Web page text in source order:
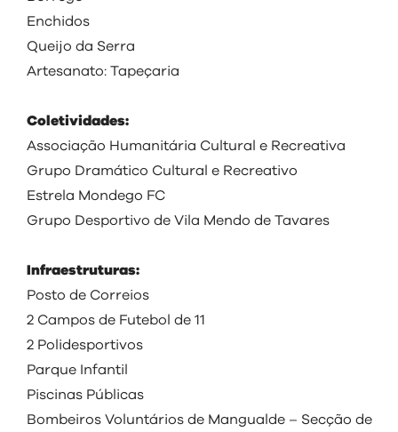
Enchidos
Queijo da Serra
Artesanato: Tapeçaria
Coletividades:
Associação Humanitária Cultural e Recreativa
Grupo Dramático Cultural e Recreativo
Estrela Mondego FC
Grupo Desportivo de Vila Mendo de Tavares
Infraestruturas:
Posto de Correios
2 Campos de Futebol de 11
2 Polidesportivos
Parque Infantil
Piscinas Públicas
Bombeiros Voluntários de Mangualde – Secção de